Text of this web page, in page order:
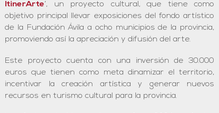
ItinerArte’, un proyecto cultural, que tiene como
objetivo principal llevar exposiciones del fondo artístico
de la Fundación Ávila a ocho municipios de la provincia,
promoviendo así la apreciación y difusión del arte.
Este proyecto cuenta con una inversión de 30.000
euros que tienen como meta dinamizar el territorio,
incentivar la creación artística y generar nuevos
recursos en turismo cultural para la provincia.